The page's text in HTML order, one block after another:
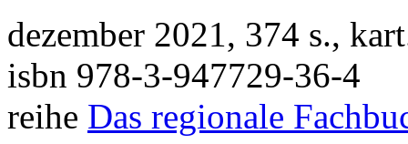
dezember 2021, 374 s.,
isbn 978-3-947729-36-4
reihe Das regionale